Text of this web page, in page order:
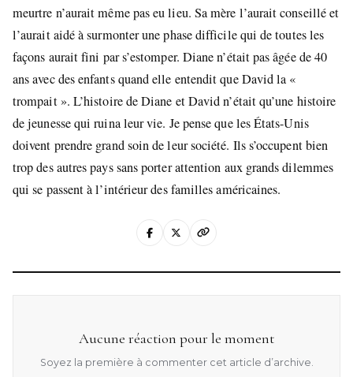
meurtre n’aurait même pas eu lieu. Sa mère l’aurait conseillé et
l’aurait aidé à surmonter une phase difficile qui de toutes les
façons aurait fini par s’estomper. Diane n’était pas âgée de 40
ans avec des enfants quand elle entendit que David la «
trompait ». L’histoire de Diane et David n’était qu’une histoire
de jeunesse qui ruina leur vie. Je pense que les États-Unis
doivent prendre grand soin de leur société. Ils s’occupent bien
trop des autres pays sans porter attention aux grands dilemmes
qui se passent à l’intérieur des familles américaines.
Aucune réaction pour le moment
Soyez la première à commenter cet article d’archive.